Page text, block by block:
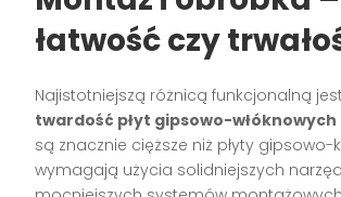
łatwość czy
Najistotniejszą różnicą funkcjonalną jest
twardość płyt gipsowo-włóknowych
są znacznie cięższe niż płyty gipsowo-
wymagają użycia solidniejszych